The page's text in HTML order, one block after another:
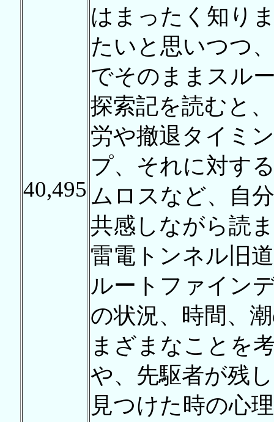
40,495
はまったく知り
たいと思いつつ
でそのままスル
探索記を読むと
労や撤退タイミ
プ、それに対す
ムロスなど、自
共感しながら読
雷電トンネル旧
ルートファイン
の状況、時間、
まざまなことを
や、先駆者が残
見つけた時の心